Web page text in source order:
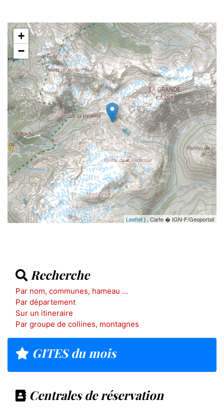
+
−
Leaflet| , Carte � IGN-F/Geoportail
Recherche
Par nom, communes, hameau ...
Par département
Sur un itineraire
Par groupe de collines, montagnes
GITES du mois
Centrales de réservation